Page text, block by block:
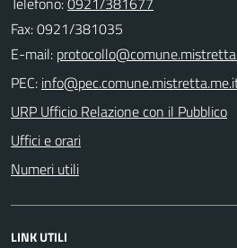
Fax: 0921/381035
E-mail:
PEC:
URP Ufficio Relazione con il Pubblico
Uffici e orari
Numeri utili
LINK UTILI